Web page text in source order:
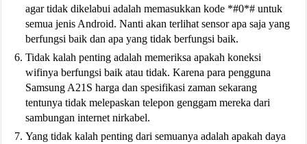
agar tidak dikelabui adalah memasukkan kode *#0*# untuk
semua jenis Android. Nanti akan terlihat sensor apa saja yang
berfungsi baik dan apa yang tidak berfungsi baik.
Tidak kalah penting adalah memeriksa apakah koneksi
wifinya berfungsi baik atau tidak. Karena para pengguna
Samsung A21S harga dan spesifikasi zaman sekarang
tentunya tidak melepaskan telepon genggam mereka dari
sambungan internet nirkabel.
Yang tidak kalah penting dari semuanya adalah apakah daya